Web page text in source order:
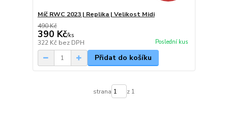
Míč RWC 2023 | Replika | Velikost Midi
490 Kč
390 Kč/ks
322 Kč bez DPH Poslední kus
Přidat do košíku
strana z 1